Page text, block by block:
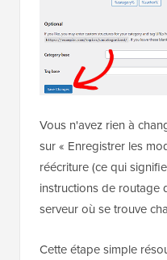
Vous n'avez rien à
sur « Enregistrer les
réécriture (ce qui
instructions de routage
serveur où se trouve
Cette étape simple